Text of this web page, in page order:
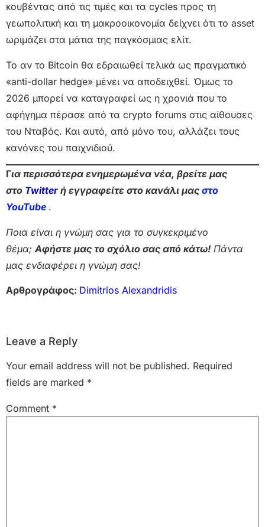
κουβέντας από τις τιμές και τα cycles προς τη
γεωπολιτική και τη μακροοικονομία δείχνει ότι το asset
ωριμάζει στα μάτια της παγκόσμιας ελίτ.
Το αν το Bitcoin θα εδραιωθεί τελικά ως πραγματικό
«anti-dollar hedge» μένει να αποδειχθεί. Όμως το
2026 μπορεί να καταγραφεί ως η χρονιά που το
αφήγημα πέρασε από τα crypto forums στις αίθουσες
του Νταβός. Και αυτό, από μόνο του, αλλάζει τους
κανόνες του παιχνιδιού.
Για περισσότερα ενημερωμένα νέα, βρείτε μας
στο Twitter ή εγγραφείτε στο κανάλι μας στο
YouTube .
Ποια είναι η γνώμη σας για το συγκεκριμένο
θέμα; Αφήστε μας το σχόλιο σας από κάτω! Πάντα
μας ενδιαφέρει η γνώμη σας!
Αρθρογράφος: Dimitrios Alexandridis
Leave a Reply
Your email address will not be published. Required
fields are marked *
Comment *